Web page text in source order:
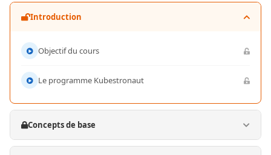
Introduction
Objectif du cours
Le programme Kubestronaut
Concepts de base